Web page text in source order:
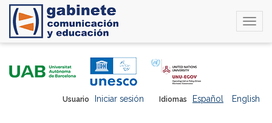
Idiomas Español English
Usuario Iniciar sesión